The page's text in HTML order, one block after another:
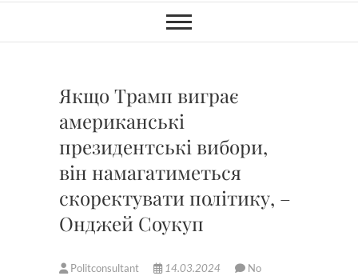
Якщо Трамп виграє
американські
президентські вибори,
він намагатиметься
скоректувати політику, –
Онджей Соукуп
Politconsultant 14.03.2024
No